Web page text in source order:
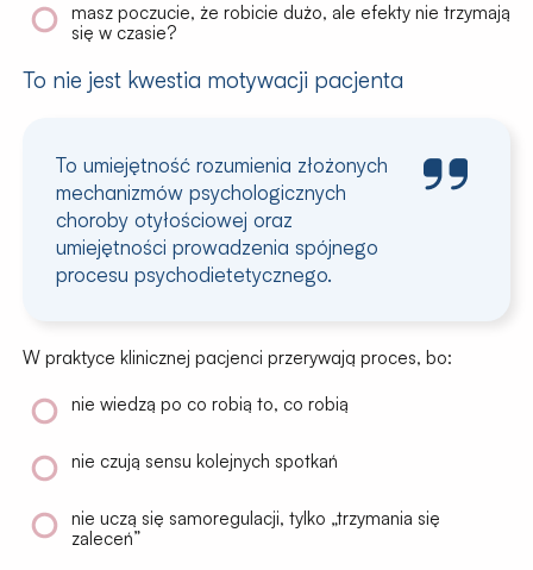
masz poczucie, że robicie dużo, ale efekty nie trzymają
się w czasie?
To nie jest kwestia motywacji pacjenta
To umiejętność rozumienia złożonych
mechanizmów psychologicznych
choroby otyłościowej oraz
umiejętności prowadzenia spójnego
procesu psychodietetycznego.
W praktyce klinicznej pacjenci przerywają proces, bo:
nie wiedzą po co robią to, co robią
nie czują sensu kolejnych spotkań
nie uczą się samoregulacji, tylko „trzymania się
zaleceń”